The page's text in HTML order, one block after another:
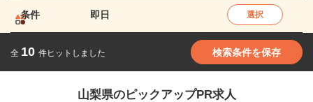
条件 即日 選択
全 10 件ヒットしました 検索条件を保存
山梨県のピックアップPR求人